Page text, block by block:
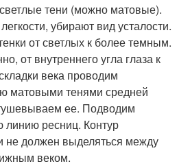
тени (можно матовые).
убирают вид усталости.
от светлых к более темным.
от внутреннего угла глаза к
века проводим
матовыми тенями средней
ее. Подводим
ресниц. Контур
не должен выделяться между
веком.